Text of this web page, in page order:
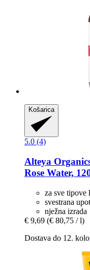
Košarica
5.0 (4)
Alteya
Rose Water,
za sve tipove
svestrana
nježna izrada
€ 9,69 (€ 80,75 / l)
Dostava do 12.